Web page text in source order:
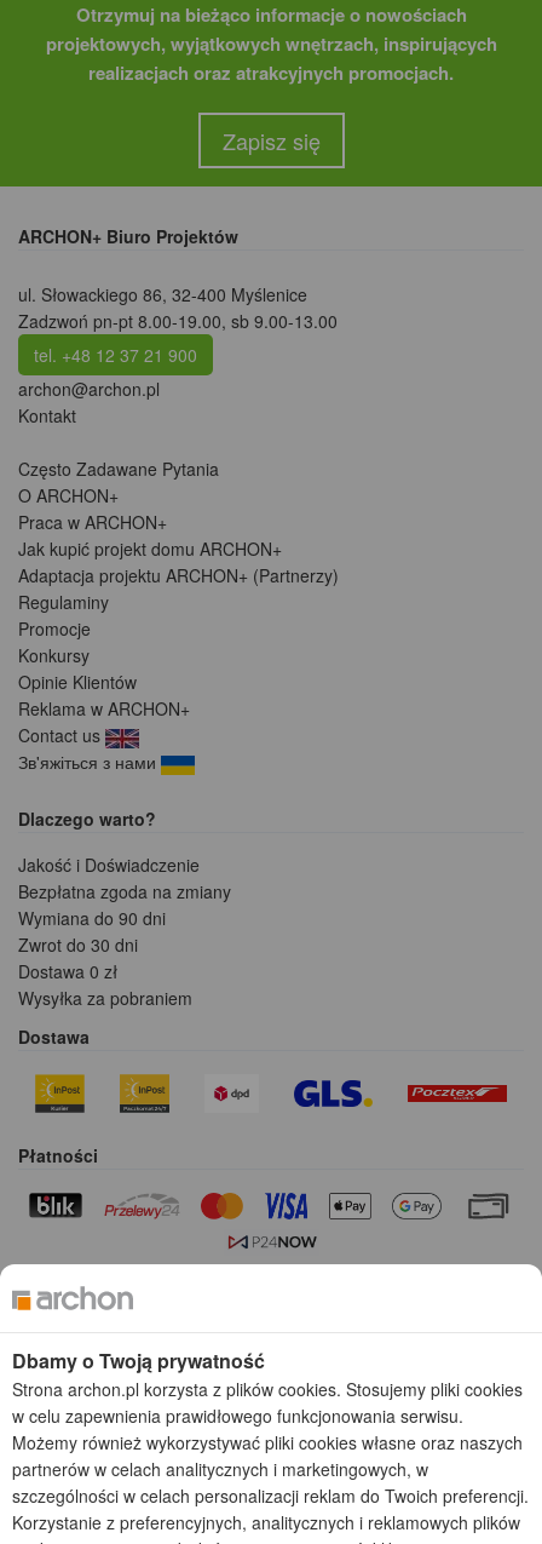
Otrzymuj na bieżąco informacje o nowościach
projektowych, wyjątkowych wnętrzach, inspirujących
realizacjach oraz atrakcyjnych promocjach.
Zapisz się
ARCHON+ Biuro Projektów
ul. Słowackiego 86, 32-400 Myślenice
Zadzwoń pn-pt 8.00-19.00, sb 9.00-13.00
tel. +48 12 37 21 900
archon@archon.pl
Kontakt
Często Zadawane Pytania
O ARCHON+
Praca w ARCHON+
Jak kupić projekt domu ARCHON+
Adaptacja projektu ARCHON+ (Partnerzy)
Regulaminy
Promocje
Konkursy
Opinie Klientów
Reklama w ARCHON+
Contact us
Зв'яжіться з нами
Dlaczego warto?
Jakość i Doświadczenie
Bezpłatna zgoda na zmiany
Wymiana do 90 dni
Zwrot do 30 dni
Dostawa 0 zł
Wysyłka za pobraniem
Dostawa
Płatności
Kolekcje projektów
Gotowe projekty domów
Projekty domów tanich w budowie
Projekty domów szeregowych
Projekty małych domów (do 150 m2)
Projekty domów wielorodzinnych
Projekty domów bliźniaczych
Projekty domów nowoczesnych
Projekty domów parterowych
Dbamy o Twoją prywatność
Strona archon.pl korzysta z plików cookies. Stosujemy pliki cookies
w celu zapewnienia prawidłowego funkcjonowania serwisu.
Możemy również wykorzystywać pliki cookies własne oraz naszych
partnerów w celach analitycznych i marketingowych, w
szczególności w celach personalizacji reklam do Twoich preferencji.
Korzystanie z preferencyjnych, analitycznych i reklamowych plików